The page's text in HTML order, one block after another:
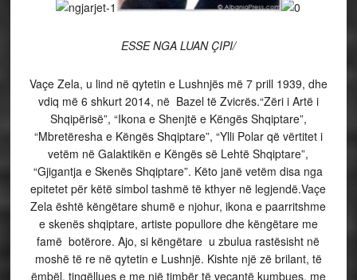
ESSE NGA LUAN ÇIPI/
Vaçe Zela, u lind në qytetin e Lushnjës më 7 prill 1939, dhe
vdiq më 6 shkurt 2014, në Bazeltë Zvicrës.“Zëri i Artë i
Shqipërisë”, “Ikona e Shenjtë e Këngës Shqiptare”,
“Mbretëresha e Këngës Shqiptare”, “Ylli Polar që vërtitet i
vetëm në Galaktikën e Këngës së Lehtë Shqiptare”,
“Gjigantja e Skenës Shqiptare”. Këto janë vetëm disa nga
epitetet për këtë simbol tashmë të kthyer në legjendë.Vaçe
Zela është këngëtare shumë e njohur, ikona e paarritshme
e skenës shqiptare, artiste popullore dhe këngëtare me
famë botërore.Ajo, si këngëtare u zbulua rastësisht në
moshë të re në qytetin e Lushnjë. Kishte një zë brilant, të
ëmbël, tingëllues e me një timbër të veçantë kumbues, me